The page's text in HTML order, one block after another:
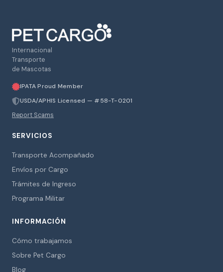
Internacional
Transporte
de Mascotas
IPATA Proud Member
USDA/APHIS Licensed — #58-T-0201
Report Scams
SERVICIOS
Transporte Acompañado
Envíos por Cargo
Trámites de Ingreso
Programa Militar
INFORMACIÓN
Cómo trabajamos
Sobre Pet Cargo
Blog